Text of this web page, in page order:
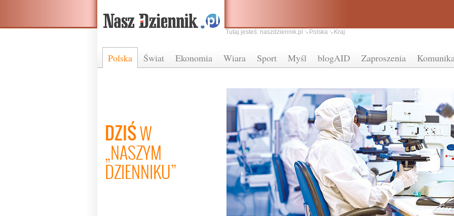
Polska Świat Ekonomia Wiara Sport Myśl blogAID Zaproszenia
Tutaj jesteś: naszdziennik.pl Polska Kraj
DZIŚW
„NASZYM
DZIENNIKU”